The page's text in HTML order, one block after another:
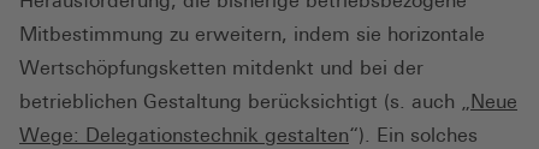
Mitbestimmung zu erweitern, indem sie horizontale
Wertschöpfungsketten mitdenkt und bei der
betrieblichen Gestaltung berücksichtigt (s. auch „ Neue
Wege: Delegationstechnik gestalten“). Ein solches